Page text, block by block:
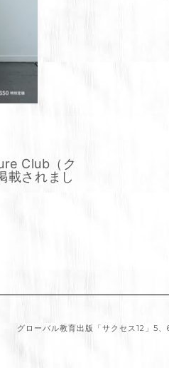
Club（ク
載されまし
グローバル教育出版「サクセス12」5